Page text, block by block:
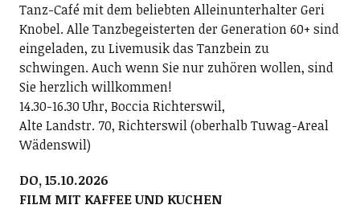
Tanz-Café mit dem beliebten Alleinunterhalter Geri
Knobel. Alle Tanzbegeisterten der Generation 60+ sind
eingeladen, zu Livemusik das Tanzbein zu
schwingen. Auch wenn Sie nur zuhören wollen, sind
Sie herzlich willkommen!
14.30-16.30 Uhr, Boccia Richterswil,
Alte Landstr. 70, Richterswil (oberhalb Tuwag-Areal
Wädenswil)
DO, 15.10.2026
FILM MIT KAFFEE UND KUCHEN